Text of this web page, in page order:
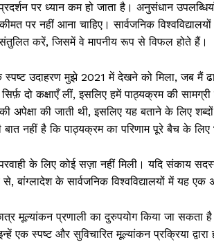
पर ध्यान कम हो जाता है। अनुसंधान
पर नहीं आना चाहिए। सार्वजनिक
संतुलित करें, जिसमें वे मापनीय रूप से विफल होते हैं।
उदाहरण मुझे 2021 में देखने को मिला, जब मैं
दो कक्षाएँ लीं, इसलिए हमें पाठ्यक्रम की
की जाती थी, इसलिए यह बताने के लिए
नहीं है कि पाठ्यक्रम का परिणाम पूरे बैच के लिए
के लिए कोई सज़ा नहीं मिली। यदि संकाय
बांग्लादेश के सार्वजनिक विश्वविद्यालयों में यह एक
मूल्यांकन प्रणाली का दुरुपयोग किया जा सकता
एक स्पष्ट और सुविचारित मूल्यांकन प्रक्रिया